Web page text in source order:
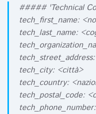
##### 'Technical
tech_first_name:
tech_last_name:
tech_city: <città>
tech_country:
tech_postal_code: